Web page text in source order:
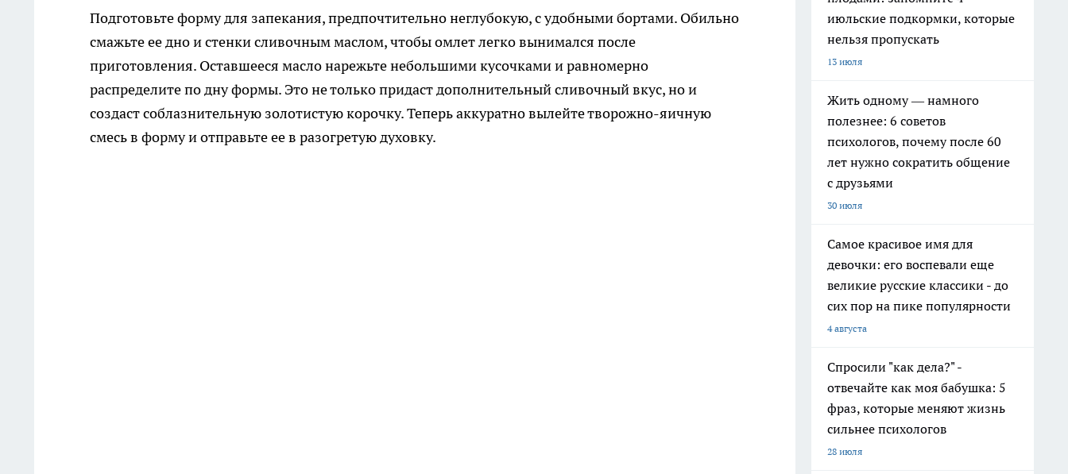
Подготовьте форму для запекания, предпочтительно неглубокую, с удобными бортами. Обильно
смажьте ее дно и стенки сливочным маслом, чтобы омлет легко вынимался после
приготовления. Оставшееся масло нарежьте небольшими кусочками и равномерно
распределите по дну формы. Это не только придаст дополнительный сливочный вкус, но и
создаст соблазнительную золотистую корочку. Теперь аккуратно вылейте творожно-яичную
смесь в форму и отправьте ее в разогретую духовку.
июльские подкормки, которые
нельзя пропускать
13 июля
Жить одному — намного
полезнее: 6 советов
психологов, почему после 60
лет нужно сократить общение
с друзьями
30 июля
Самое красивое имя для
девочки: его воспевали еще
великие русские классики - до
сих пор на пике популярности
4 августа
Спросили "как дела?" -
отвечайте как моя бабушка: 5
фраз, которые меняют жизнь
сильнее психологов
28 июля